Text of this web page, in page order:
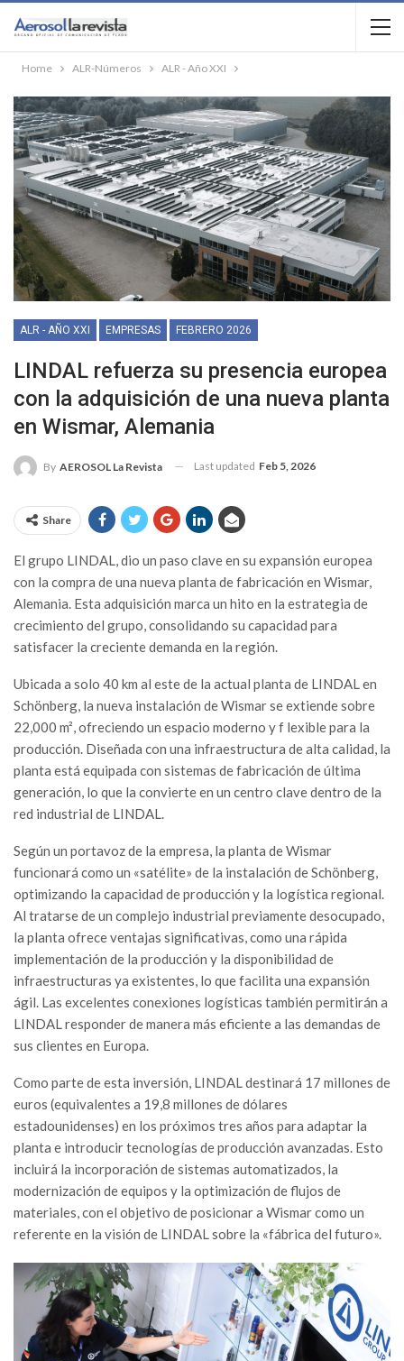
Home ALR-Números ALR - Año XXI
ALR - AÑO XXI EMPRESAS FEBRERO 2026
LINDAL refuerza su presencia europea
con la adquisición de una nueva planta
en Wismar, Alemania
By AEROSOL La Revista Last updated Feb 5, 2026
Share
El grupo LINDAL, dio un paso clave en su expansión europea
con la compra de una nueva planta de fabricación en Wismar,
Alemania. Esta adquisición marca un hito en la estrategia de
crecimiento del grupo, consolidando su capacidad para
satisfacer la creciente demanda en la región.
Ubicada a solo 40 km al este de la actual planta de LINDAL en
Schönberg, la nueva instalación de Wismar se extiende sobre
22,000 m², ofreciendo un espacio moderno y f lexible para la
producción. Diseñada con una infraestructura de alta calidad, la
planta está equipada con sistemas de fabricación de última
generación, lo que la convierte en un centro clave dentro de la
red industrial de LINDAL.
Según un portavoz de la empresa, la planta de Wismar
funcionará como un «satélite» de la instalación de Schönberg,
optimizando la capacidad de producción y la logística regional.
Al tratarse de un complejo industrial previamente desocupado,
la planta ofrece ventajas significativas, como una rápida
implementación de la producción y la disponibilidad de
infraestructuras ya existentes, lo que facilita una expansión
ágil. Las excelentes conexiones logísticas también permitirán a
LINDAL responder de manera más eficiente a las demandas de
sus clientes en Europa.
Como parte de esta inversión, LINDAL destinará 17 millones de
euros (equivalentes a 19,8 millones de dólares
estadounidenses) en los próximos tres años para adaptar la
planta e introducir tecnologías de producción avanzadas. Esto
incluirá la incorporación de sistemas automatizados, la
modernización de equipos y la optimización de flujos de
materiales, con el objetivo de posicionar a Wismar como un
referente en la visión de LINDAL sobre la «fábrica del futuro».